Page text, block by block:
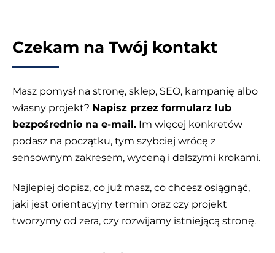
Czekam na Twój kontakt
Masz pomysł na stronę, sklep, SEO, kampanię albo
własny projekt? Napisz przez formularz lub
bezpośrednio na e-mail. Im więcej konkretów
podasz na początku, tym szybciej wrócę z
sensownym zakresem, wyceną i dalszymi krokami.
Najlepiej dopisz, co już masz, co chcesz osiągnąć,
jaki jest orientacyjny termin oraz czy projekt
tworzymy od zera, czy rozwijamy istniejącą stronę.